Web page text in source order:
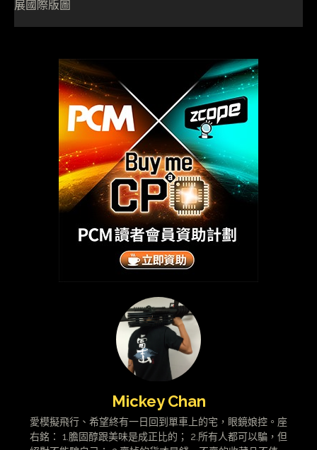
展國際版圖
Mickey Chan
愛模擬飛行、希望終有一日回到單車上的宅，眼鏡娘控。座
右銘： 1.膽固醇跟美味是成正比的； 2.所有人都可以騙，但